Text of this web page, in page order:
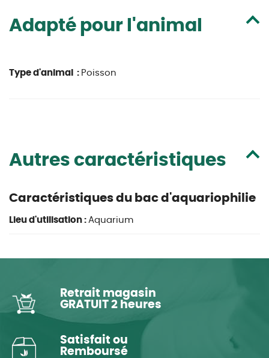
Adapté pour l'animal
Type d'animal : Poisson
Autres caractéristiques
Caractéristiques du bac d'aquariophilie
Lieu d'utilisation : Aquarium
Retrait magasin
GRATUIT 2 heures
Satisfait ou
Remboursé